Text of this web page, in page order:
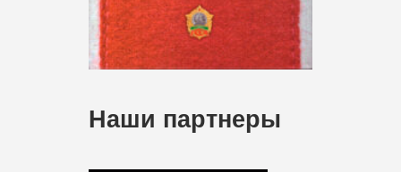
Наши партнеры